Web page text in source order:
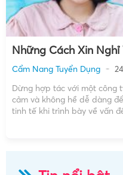
Những Cách Xin
Cẩm Nang Tuyển Dụng
Dừng hợp tác với một công
cảm và không hề dễ dàng
tinh tế khi trình bày về vấn